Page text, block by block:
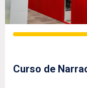
Curso de